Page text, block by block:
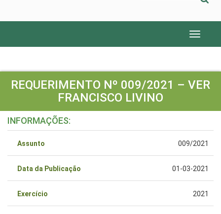
Toggle
REQUERIMENTO Nº 009/2021 – VER
FRANCISCO LIVINO
INFORMAÇÕES:
Assunto 009/2021
Data da Publicação 01-03-2021
Exercício 2021